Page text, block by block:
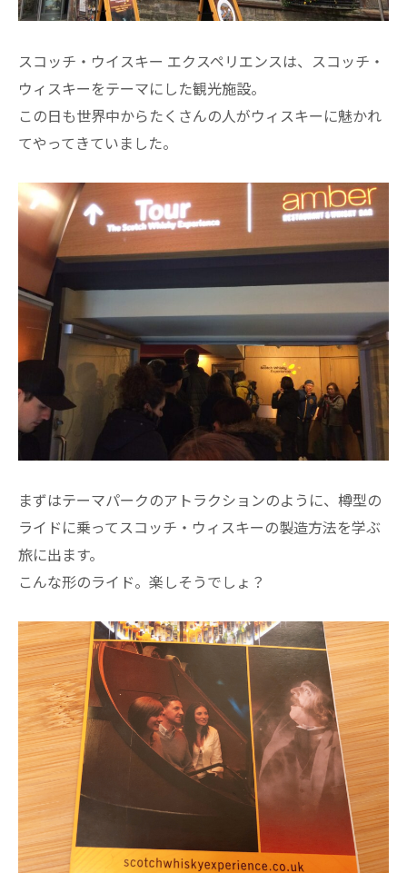
スコッチ・ウイスキー エクスペリエンスは、スコッチ・
ウィスキーをテーマにした観光施設。
この日も世界中からたくさんの人がウィスキーに魅かれ
てやってきていました。
まずはテーマパークのアトラクションのように、樽型の
ライドに乗ってスコッチ・ウィスキーの製造方法を学ぶ
旅に出ます。
こんな形のライド。楽しそうでしょ？